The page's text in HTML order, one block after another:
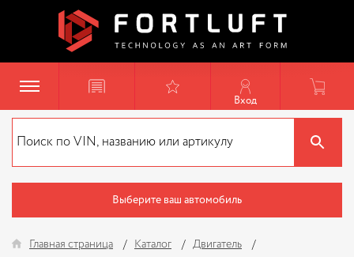
Вход
Выберите ваш автомобиль
Главная страница Каталог
Двигатель